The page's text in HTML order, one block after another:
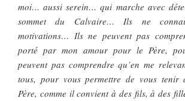
moi… aussi serein… qui marche avec
sommet du Calvaire… Ils ne
motivations… Ils ne peuvent pas
porté par mon amour pour le Père,
peuvent pas comprendre qu’en me
tous, pour vous permettre de vous tenir
Père, comme il convient à des fils, à des